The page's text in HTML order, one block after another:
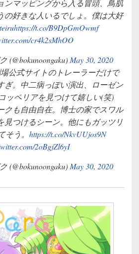
ンマッピングから入る冒頭、鳥肌
の好きな人いるでしょ。僕は大好
https://t.co/B9DpGmOwmf
cr4k2sMhOO
(@bokunoongaku) May 30, 2020
公式サイトのトレーラーだけで
ぎ。中二病っぽい演出、ローゼン
ッペリアを見つけて嬉しい(笑)
クも自由自在。博士の家でスワル
見つけるシーン。他にもガッツリ
う。 https://t.co/NkvUUjos9N
2oBgjZl6yI
(@bokunoongaku) May 30, 2020